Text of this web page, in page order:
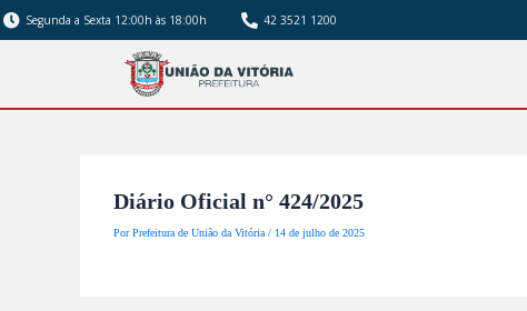
Segunda a Sexta 12:00h às 18:00h 42 3521 1200
Diário Oficial n° 424/2025
PorPrefeitura de União da Vitória / 14 de julho de 2025